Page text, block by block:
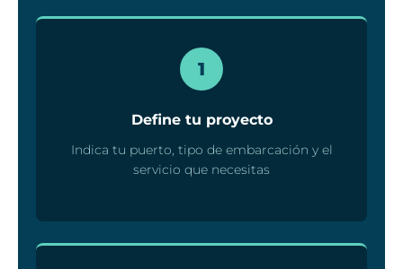
1
Define tu proyecto
Indica tu puerto, tipo de embarcación y el
servicio que necesitas